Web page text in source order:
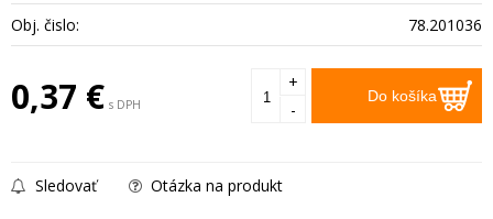
Obj. čislo:
78.201036
0,37 € s DPH Do košíka
+
-
Sledovať Otázka na produkt